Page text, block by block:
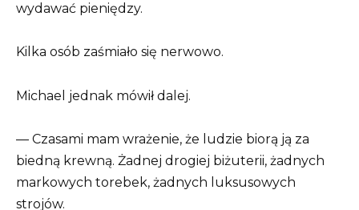
wydawać pieniędzy.
Kilka osób zaśmiało się nerwowo.
Michael jednak mówił dalej.
— Czasami mam wrażenie, że ludzie biorą ją za
biedną krewną. Żadnej drogiej biżuterii, żadnych
markowych torebek, żadnych luksusowych
strojów.